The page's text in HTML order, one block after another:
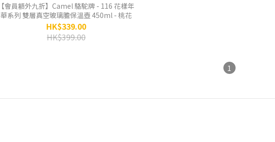
【會員額外九折】Camel 駱駝牌 - 116 花樣年
華系列 雙層真空玻璃膽保溫壺 450ml - 桃花
HK$339.00
HK$399.00
1